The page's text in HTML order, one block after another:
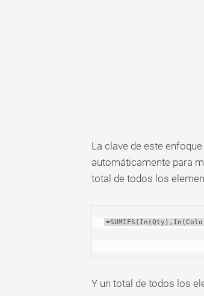
La clave de este
automáticamente para
total de todos los
Y un total de todos los